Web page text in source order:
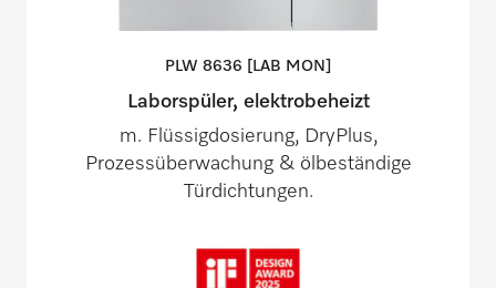
PLW 8636 [LAB MON]
Laborspüler, elektrobeheizt
m. Flüssigdosierung, DryPlus,
Prozessüberwachung & ölbeständige
Türdichtungen.